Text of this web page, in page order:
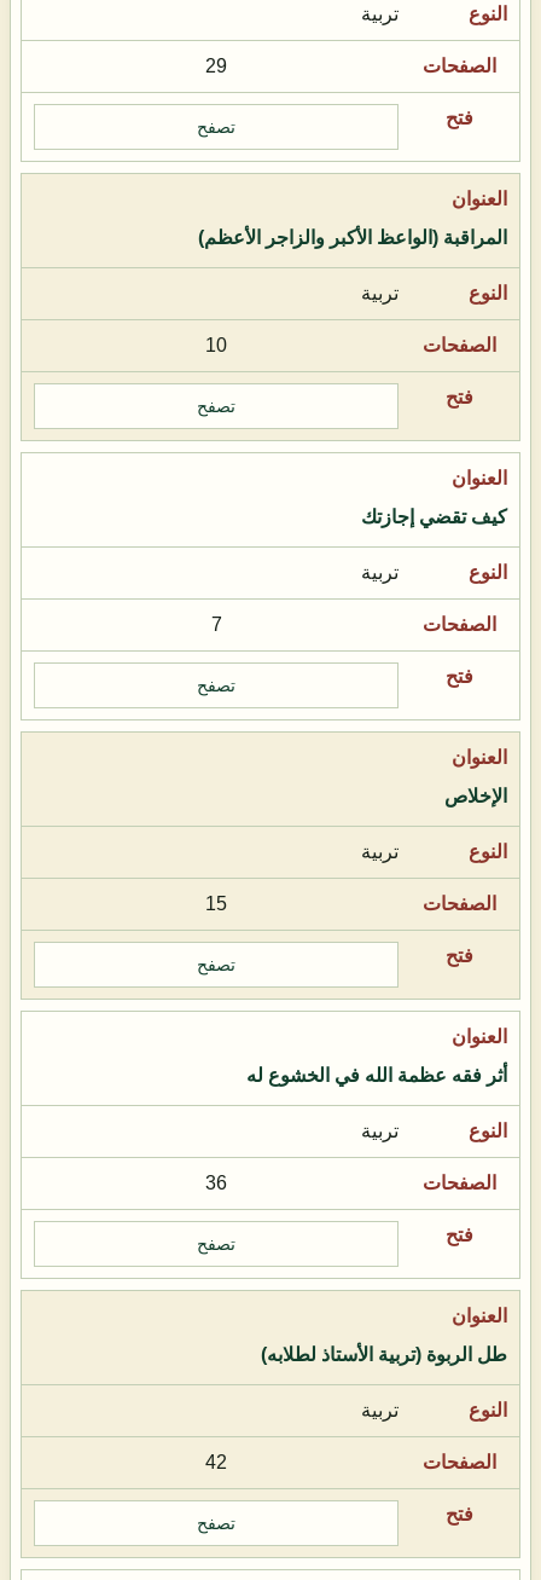
تربية
29
تصفح
المراقبة (الواعظ الأكبر والزاجر الأعظم)
تربية
10
تصفح
كيف تقضي إجازتك
تربية
7
تصفح
الإخلاص
تربية
15
تصفح
أثر فقه عظمة الله في الخشوع له
تربية
36
تصفح
طل الربوة (تربية الأستاذ لطلابه)
تربية
42
تصفح